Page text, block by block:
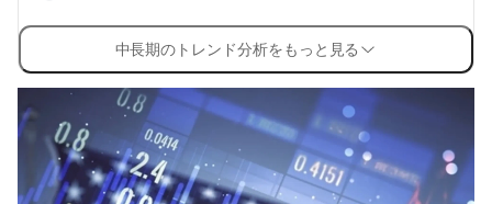
中長期のトレンド分析をもっと見る